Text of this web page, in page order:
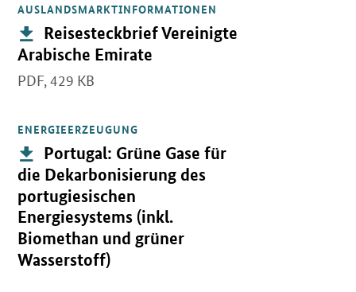
AUSLANDSMARKTINFORMATIONEN
Publikation:
Reisesteckbrief Vereinigte
Arabische Emirate
PDF, 429 KB
Öffnet PDF "Reisesteckbrief Vereinigte Arabische Emirate" in
ENERGIEERZEUGUNG
Publikation:
Portugal: Grüne Gase für
die Dekarbonisierung des
portugiesischen
Energiesystems (inkl.
Biomethan und grüner
Wasserstoff)
Öffnet PDF "Portugal: Grüne Gase für die Dekarbonisierung des